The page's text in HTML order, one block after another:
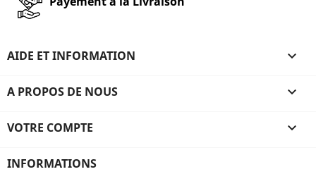
AIDE ET INFORMATION 
A PROPOS DE NOUS 
VOTRE COMPTE 
INFORMATIONS